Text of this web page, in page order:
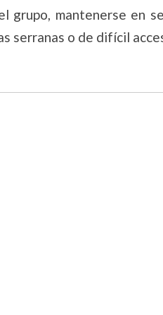
grupo, mantenerse en
serranas o de difícil